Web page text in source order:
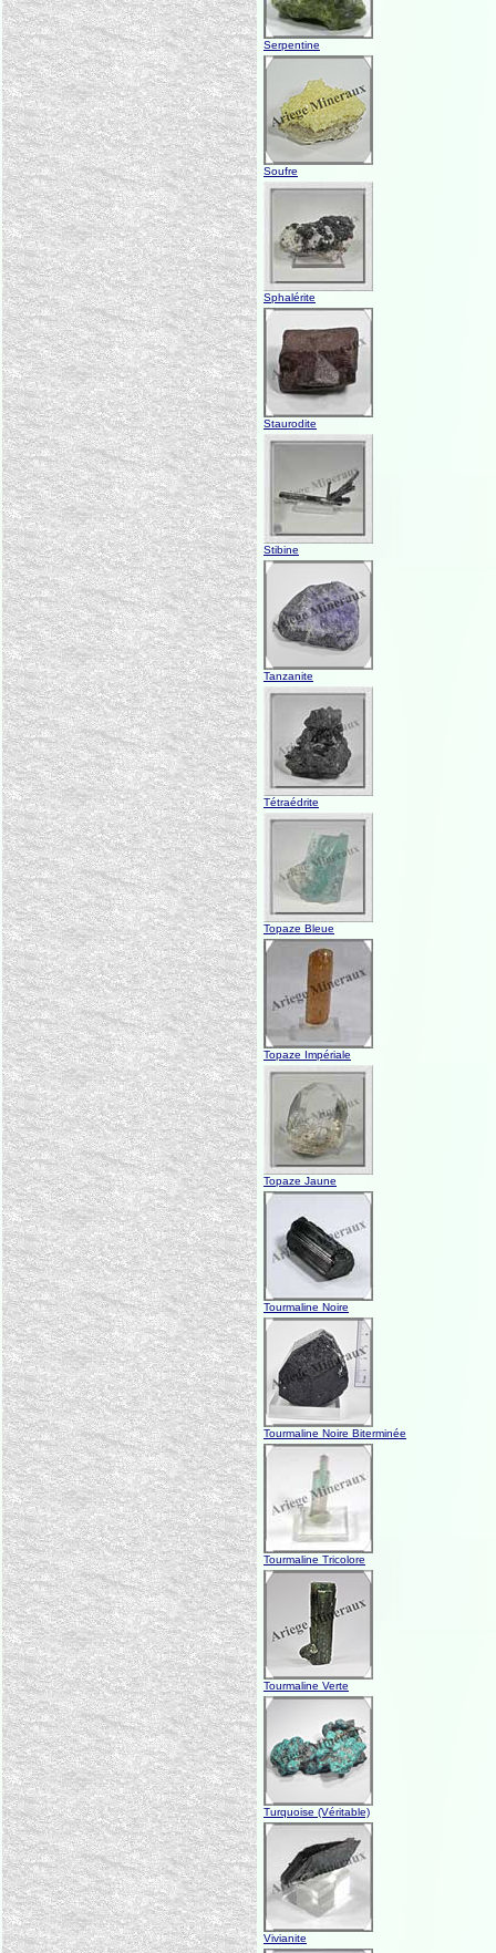
Serpentine
Soufre
Sphalérite
Staurodite
Stibine
Tanzanite
Tétraédrite
Topaze Bleue
Topaze Impériale
Topaze Jaune
Tourmaline Noire
Tourmaline Noire Biterminée
Tourmaline Tricolore
Tourmaline Verte
Turquoise (Véritable)
Vivianite